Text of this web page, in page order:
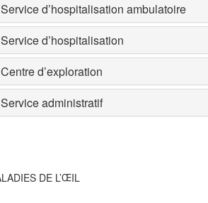
Service d’hospitalisation ambulatoire
Service d’hospitalisation
Centre d’exploration
Service administratif